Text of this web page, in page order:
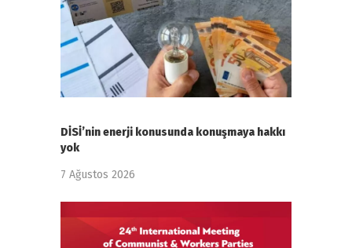
DİSİ’nin enerji konusunda konuşmaya hakkı
yok
7 Ağustos 2026